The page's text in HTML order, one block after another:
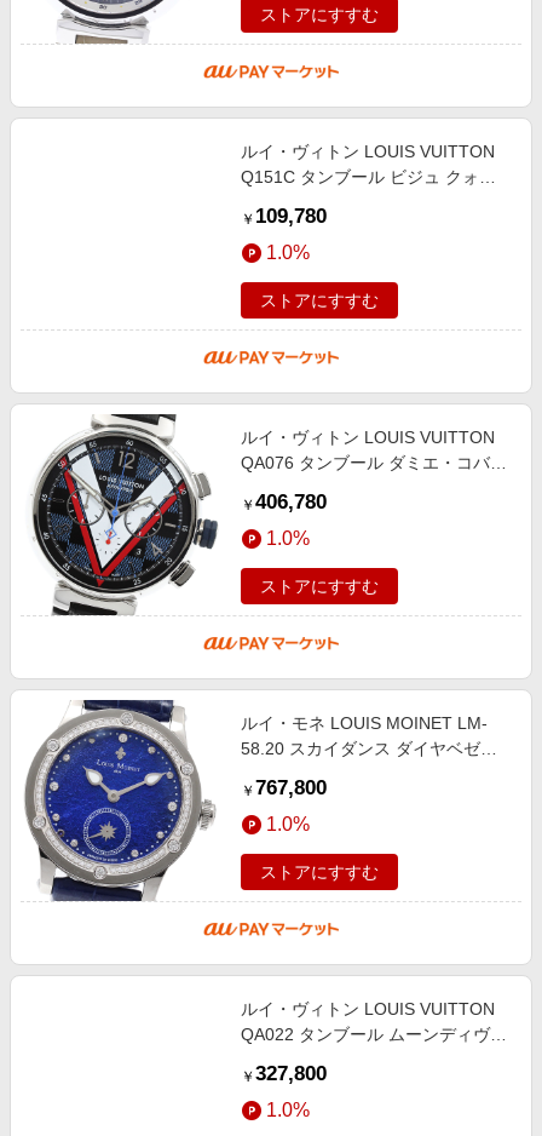
ストアにすすむ
ルイ・ヴィトン LOUIS VUITTON
Q151C タンブール ビジュ クォー
_954312
￥ 109,780
1.0%
ストアにすすむ
ルイ・ヴィトン LOUIS VUITTON
QA076 タンブール ダミエ・コバル
_952644
￥ 406,780
1.0%
ストアにすすむ
ルイ・モネ LOUIS MOINET LM-
58.20 スカイダンス ダイヤベゼル
ース 美品 _949681
￥ 767,800
1.0%
ストアにすすむ
ルイ・ヴィトン LOUIS VUITTON
QA022 タンブール ムーンディヴァ
_945951
￥ 327,800
1.0%